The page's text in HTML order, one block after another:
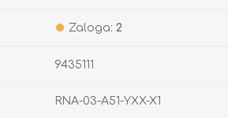
Zaloga: 2
9435111
RNA-03-A51-YXX-X1